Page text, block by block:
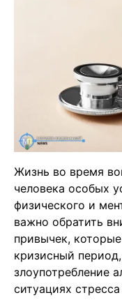
Жизнь во время
человека особых
физического и
важно обратить
привычек,
кризисный
злоупотребление
ситуациях